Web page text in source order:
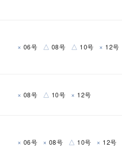
× 06号 △ 08号 △ 10号 × 12号
× 08号 △ 10号 × 12号
× 06号 × 08号 △ 10号 × 12号